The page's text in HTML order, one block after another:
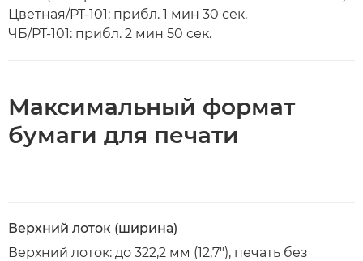
Цветная/PT-101: прибл. 1 мин 30 сек.
ЧБ/PT-101: прибл. 2 мин 50 сек.
Максимальный формат
бумаги для печати
Верхний лоток (ширина)
Верхний лоток: до 322,2 мм (12,7"), печать без